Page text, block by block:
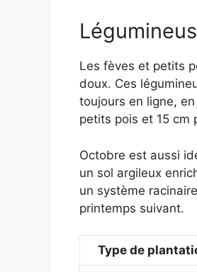
Les fèves et petits
doux. Ces
toujours en ligne,
petits pois et 15 cm
Octobre est aussi
un sol argileux
un système
printemps suivant.
Type de